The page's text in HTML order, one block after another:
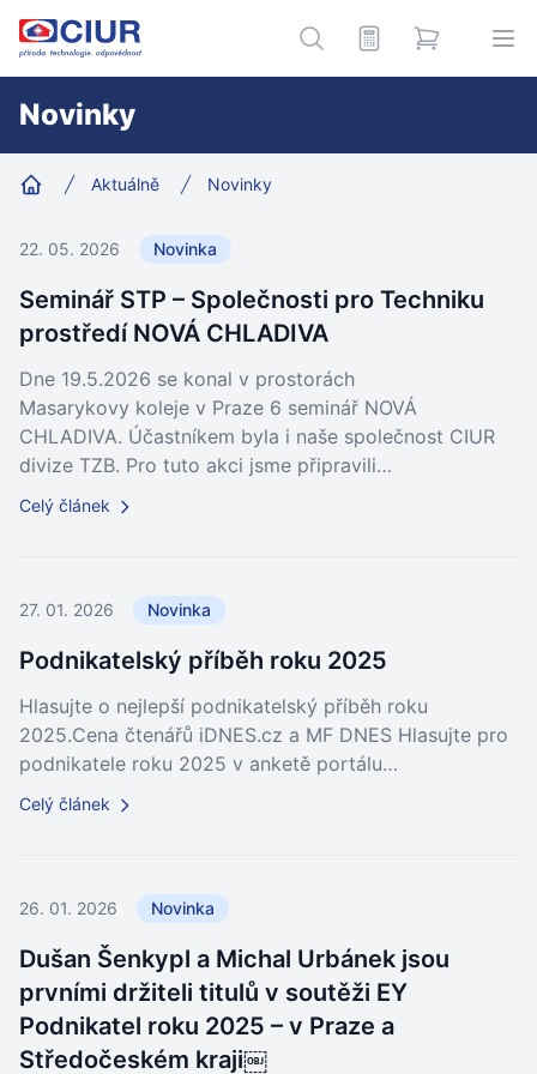
CIUR a.s.
Hledání
Kalkulacee-shop
Novinky
Aktuálně Novinky
22. 05. 2026 Novinka
Seminář STP – Společnosti pro Techniku
prostředí NOVÁ CHLADIVA
Dne 19.5.2026 se konal v prostorách
Masarykovy koleje v Praze 6 seminář NOVÁ
CHLADIVA. Účastníkem byla i naše společnost CIUR
divize TZB. Pro tuto akci jsme připravili…
Celý článek
27. 01. 2026 Novinka
Podnikatelský příběh roku 2025
Hlasujte o nejlepší podnikatelský příběh roku
2025.Cena čtenářů iDNES.cz a MF DNES Hlasujte pro
podnikatele roku 2025 v anketě portálu…
Celý článek
26. 01. 2026 Novinka
Dušan Šenkypl a Michal Urbánek jsou
prvními držiteli titulů v soutěži EY
Podnikatel roku 2025 – v Praze a
Středočeském kraji￼